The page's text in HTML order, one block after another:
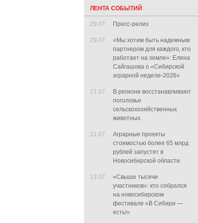
ЛЕНТА СОБЫТИЙ
29.07 Пресс-релиз
29.07
«Мы хотим быть надежным
партнером для каждого, кто
работает на земле»: Елена
Сайгашова о «Сибирской
аграрной неделе-2026»
21.07
В регионе восстанавливают
поголовье
сельскохозяйственных
животных.
21.07
Аграрные проекты
стоимостью более 65 млрд
рублей запустят в
Новосибирской области
13.07
«Свыше тысячи
участников»: кто собрался
на новосибирском
фестивале «В Сибири —
есть!»